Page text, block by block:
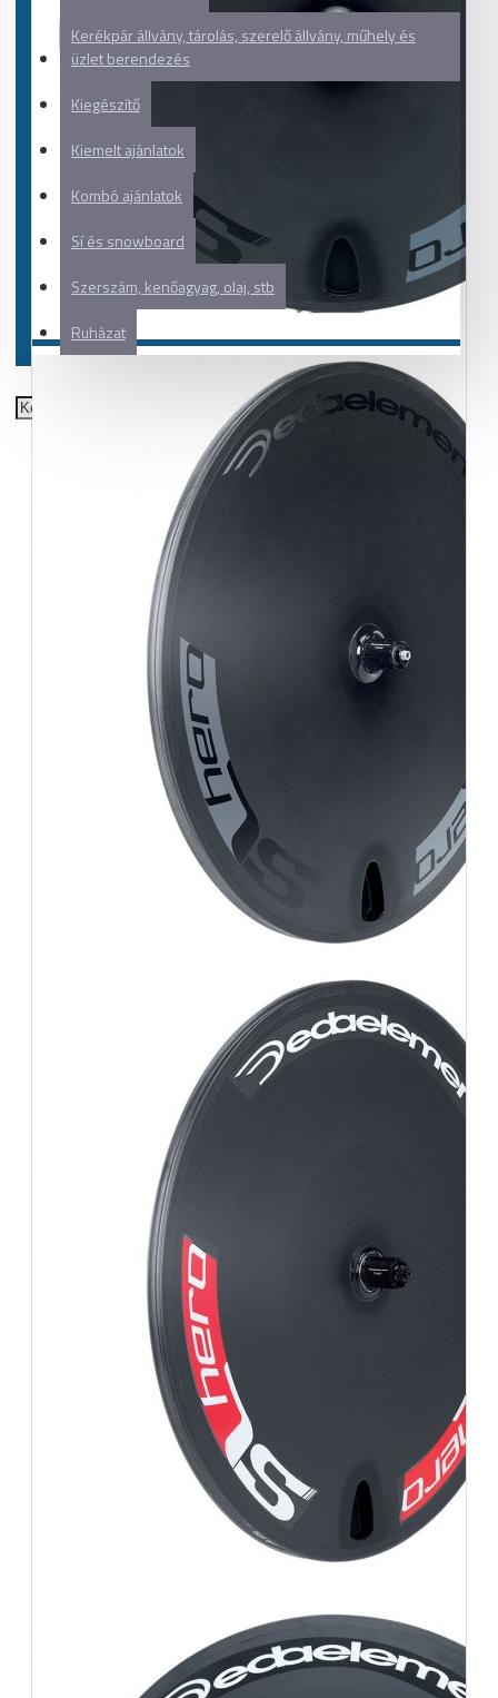
Kerékpár állvány, tárolás, szerelő állvány, műhely és
üzlet berendezés
Kiegészítő
Kiemelt ajánlatok
Kombó ajánlatok
Sí és snowboard
Szerszám, kenőagyag, olaj, stb
Ruházat